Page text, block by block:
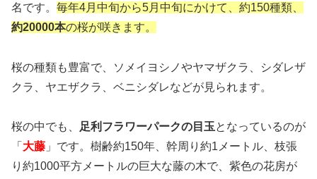
名です。 毎年4月中旬から5月中旬にかけて、約150種類、
約20000本の桜が咲きます。
桜の種類も豊富で、ソメイヨシノやヤマザクラ、シダレザ
クラ、ヤエザクラ、ベニシダレなどが見られます。
桜の中でも、 足利フラワーパークの目玉となっているのが
「 大藤 」です。樹齢約150年、幹周り約1メートル、枝張
り約1000平方メートルの巨大な藤の木で、紫色の花房が